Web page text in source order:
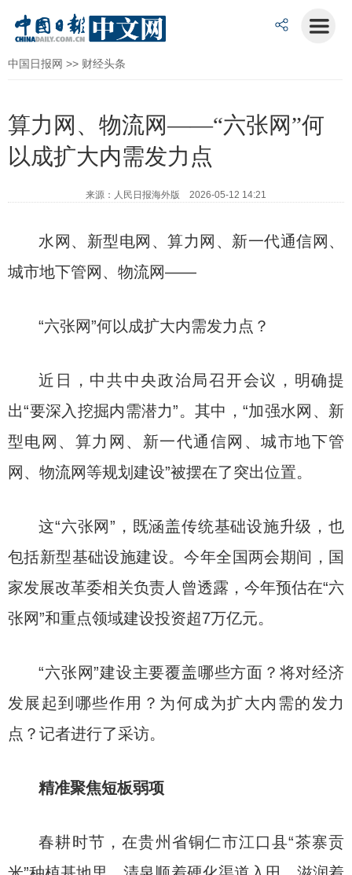
中国日报网 >> 财经头条
算力网、物流网——“六张网”何
以成扩大内需发力点
来源：人民日报海外版 2026-05-12 14:21
水网、新型电网、算力网、新一代通信网、
城市地下管网、物流网——
“六张网”何以成扩大内需发力点？
近日，中共中央政治局召开会议，明确提
出“要深入挖掘内需潜力”。其中，“加强水网、新
型电网、算力网、新一代通信网、城市地下管
网、物流网等规划建设”被摆在了突出位置。
这“六张网”，既涵盖传统基础设施升级，也
包括新型基础设施建设。今年全国两会期间，国
家发展改革委相关负责人曾透露，今年预估在“六
张网”和重点领域建设投资超7万亿元。
“六张网”建设主要覆盖哪些方面？将对经济
发展起到哪些作用？为何成为扩大内需的发力
点？记者进行了采访。
精准聚焦短板弱项
春耕时节，在贵州省铜仁市江口县“茶寨贡